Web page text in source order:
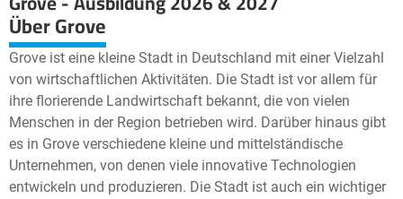
+
−
Leaflet| ©OpenStreetMap2
Über Grove
Grove ist eine kleine Stadt in Deutschland mit einer Vielzahl
von wirtschaftlichen Aktivitäten. Die Stadt ist vor allem für
ihre florierende Landwirtschaft bekannt, die von vielen
Menschen in der Region betrieben wird. Darüber hinaus gibt
es in Grove verschiedene kleine und mittelständische
Unternehmen, von denen viele innovative Technologien
entwickeln und produzieren. Die Stadt ist auch ein wichtiger